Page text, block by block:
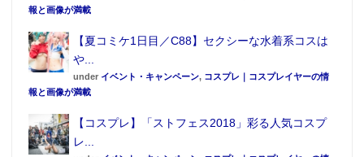
報と画像が満載
【夏コミケ1日目／C88】セクシーな水着系コスは
や...
under イベント・キャンペーン, コスプレ｜コスプレイヤーの情
報と画像が満載
【コスプレ】「ストフェス2018」彩る人気コスプ
レ...